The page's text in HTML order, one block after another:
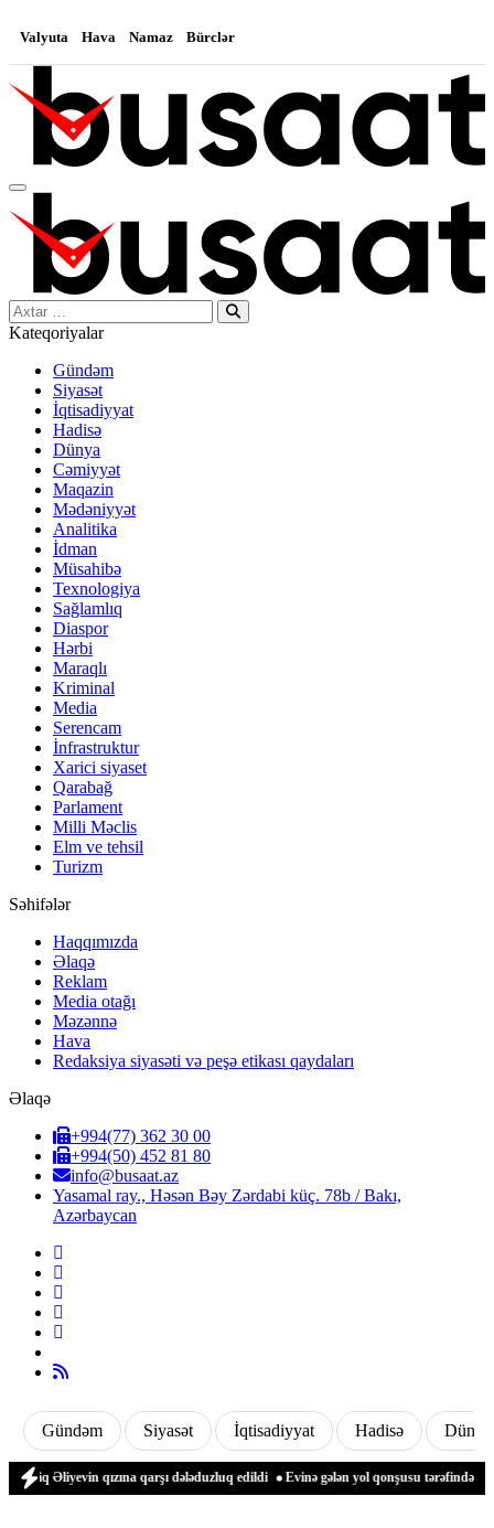
Valyuta Hava Namaz Bürclər
Search…
Kateqoriyalar
Gündəm
Siyasət
İqtisadiyyat
Hadisə
Dünya
Cəmiyyət
Maqazin
Mədəniyyət
Analitika
İdman
Müsahibə
Texnologiya
Sağlamlıq
Diaspor
Hərbi
Maraqlı
Kriminal
Media
Serencam
İnfrastruktur
Xarici siyaset
Qarabağ
Parlament
Milli Məclis
Elm ve tehsil
Turizm
Səhifələr
Haqqımızda
Əlaqə
Reklam
Media otağı
Məzənnə
Hava
Redaksiya siyasəti və peşə etikası qaydaları
Əlaqə
+994(77) 362 30 00
+994(50) 452 81 80
info@busaat.az
Yasamal ray., Həsən Bəy Zərdabi küç. 78b / Bakı,
Azərbaycan
Gündəm Siyasət İqtisadiyyat Hadisə Dünya
Əliyevin qızına qarşı dələduzluq edildi Evinə gələn yol qonşusu tərəfindən zəbt